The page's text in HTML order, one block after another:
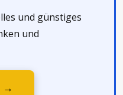
und günstiges
und
→